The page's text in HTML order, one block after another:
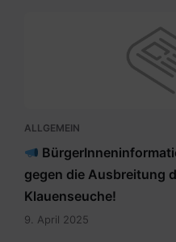
ALLGEMEIN
gegen die Ausbreitung
Klauenseuche!
9. April 2025